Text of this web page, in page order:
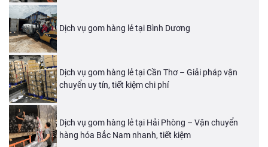
Dịch vụ gom hàng lẻ tại Bình Dương
Dịch vụ gom hàng lẻ tại Cần Thơ – Giải pháp vận
chuyển uy tín, tiết kiệm chi phí
Dịch vụ gom hàng lẻ tại Hải Phòng – Vận chuyển
hàng hóa Bắc Nam nhanh, tiết kiệm